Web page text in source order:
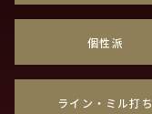
個性派
ライン・ミル打ち